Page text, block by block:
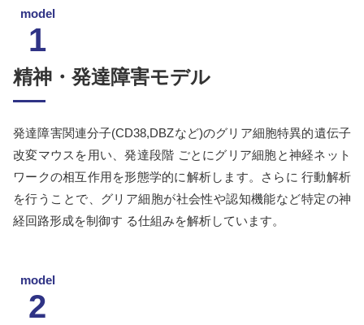
model
1
精神・発達障害モデル
発達障害関連分子(CD38,DBZなど)のグリア細胞特異的遺伝子
改変マウスを用い、発達段階 ごとにグリア細胞と神経ネット
ワークの相互作用を形態学的に解析します。さらに 行動解析
を行うことで、グリア細胞が社会性や認知機能など特定の神
経回路形成を制御す る仕組みを解析しています。
model
2